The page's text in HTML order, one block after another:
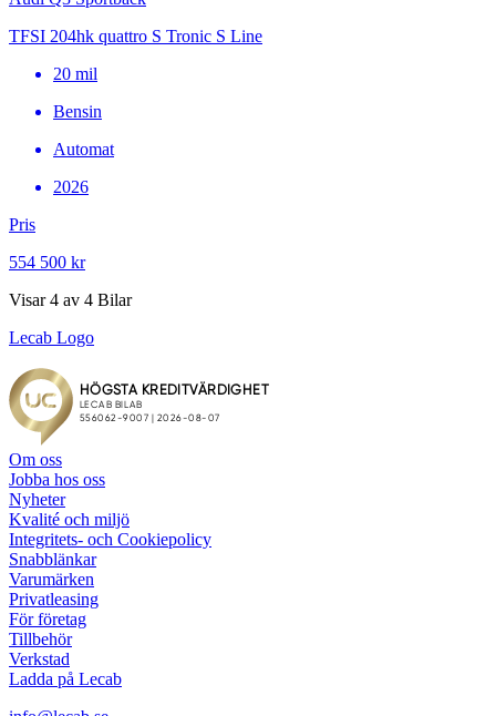
TFSI 204hk quattro S Tronic S Line
20 mil
Bensin
Automat
2026
Pris
554 500 kr
Visar4 av 4 Bilar
Lecab Logo
Om oss
Jobba hos oss
Nyheter
Kvalité och miljö
Integritets- och Cookiepolicy
Snabblänkar
Varumärken
Privatleasing
För företag
Tillbehör
Verkstad
Ladda på Lecab